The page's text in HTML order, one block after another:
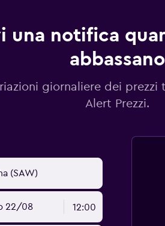
una notifica
abbassano
giornaliere dei
Alert Prezzi.
22/08 12:00